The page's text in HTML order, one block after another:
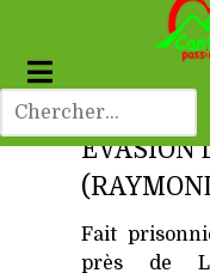
EVASION
Fait
près de